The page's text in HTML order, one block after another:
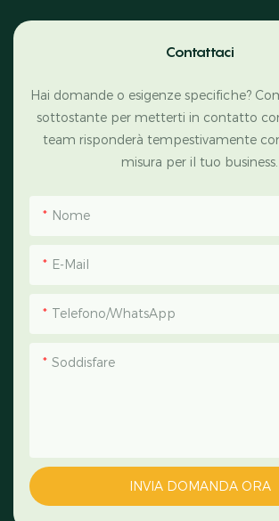
Contattaci
Hai domande o esigenze specifiche?
sottostante per metterti in contatto
team risponderà tempestivamente
misura per il tuo business.
Nome
E-Mail
Telefono/WhatsApp
Soddisfare
INVIA DOMANDA ORA